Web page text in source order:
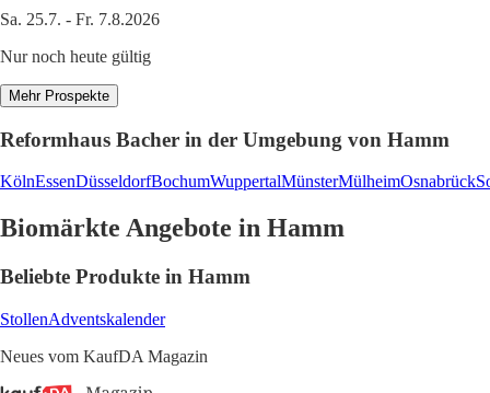
Sa. 25.7. - Fr. 7.8.2026
Nur noch heute gültig
Mehr Prospekte
Reformhaus Bacher in der Umgebung von Hamm
KölnEssenDüsseldorfBochumWuppertalMünsterMülheimOsnabrück
Biomärkte Angebote in Hamm
Beliebte Produkte in Hamm
StollenAdventskalender
Neues vom KaufDA Magazin